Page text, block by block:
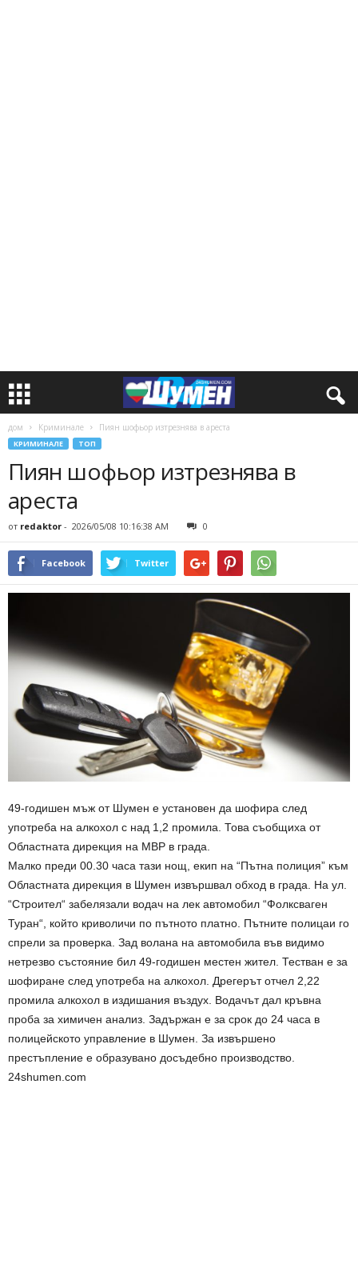
дом Криминале Пиян шофьор изтрезнява в ареста
КРИМИНАЛЕ ТОП
Пиян шофьор изтрезнява в
ареста
от redaktor - 2026/05/08 10:16:38 AM 0
Facebook Twitter
49-годишен мъж от Шумен е установен да шофира след
употреба на алкохол с над 1,2 промила. Това съобщиха от
Областната дирекция на МВР в града.
Малко преди 00.30 часа тази нощ, екип на “Пътна полиция” към
Областната дирекция в Шумен извършвал обход в града. На ул.
“Строител“ забелязали водач на лек автомобил “Фолксваген
Туран“, който криволичи по пътното платно. Пътните полицаи го
спрели за проверка. Зад волана на автомобила във видимо
нетрезво състояние бил 49-годишен местен жител. Тестван е за
шофиране след употреба на алкохол. Дрегерът отчел 2,22
промила алкохол в издишания въздух. Водачът дал кръвна
проба за химичен анализ. Задържан е за срок до 24 часа в
полицейското управление в Шумен. За извършено
престъпление е образувано досъдебно производство.
24shumen.com